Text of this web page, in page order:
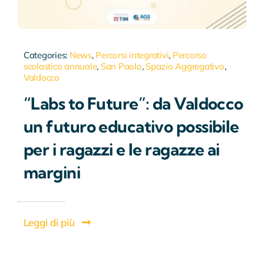
Categories: News, Percorsi integrativi, Percorso
scolastico annuale, San Paolo, Spazio Aggregativo,
Valdocco
“Labs to Future”: da Valdocco
un futuro educativo possibile
per i ragazzi e le ragazze ai
margini
Leggi di più